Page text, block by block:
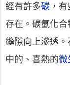
經有許多碳 ，
存在。碳氫化
縫隙向上滲透。
中的、喜熱的微